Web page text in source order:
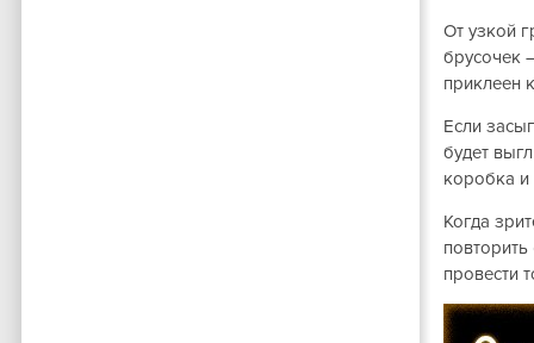
От узкой
брусочек
приклеен
Если
будет
коробка и
Когда
провести